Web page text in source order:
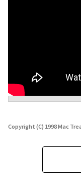
Copyright (C) 1998 Mac